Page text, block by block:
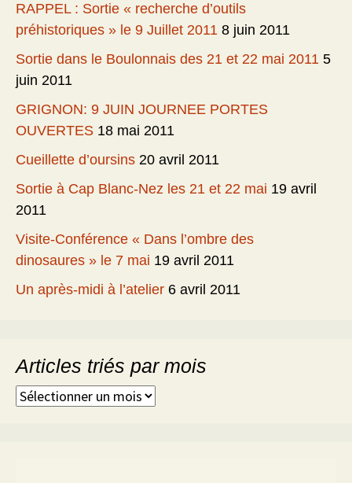
RAPPEL : Sortie « recherche d’outils
préhistoriques » le 9 Juillet 2011 8 juin 2011
Sortie dans le Boulonnais des 21 et 22 mai 2011 5
juin 2011
GRIGNON: 9 JUIN JOURNEE PORTES
OUVERTES 18 mai 2011
Cueillette d’oursins 20 avril 2011
Sortie à Cap Blanc-Nez les 21 et 22 mai 19 avril
2011
Visite-Conférence « Dans l’ombre des
dinosaures » le 7 mai 19 avril 2011
Un après-midi à l’atelier 6 avril 2011
Articles triés par mois
Articles